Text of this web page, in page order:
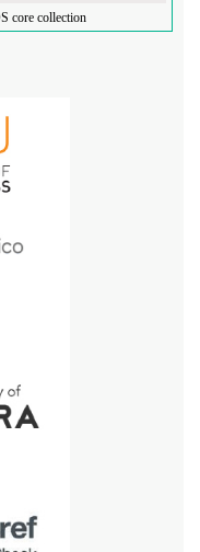
core collection